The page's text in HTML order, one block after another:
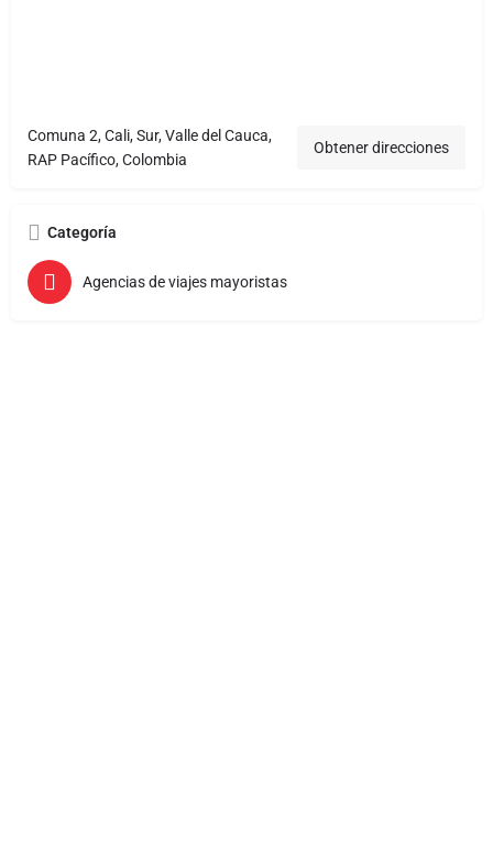
Comuna 2, Cali, Sur, Valle del Cauca,
RAP Pacífico, Colombia
Obtener direcciones
Categoría
Agencias de viajes mayoristas